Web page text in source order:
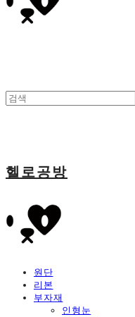
헬로공방
원단
리본
부자재
인형눈